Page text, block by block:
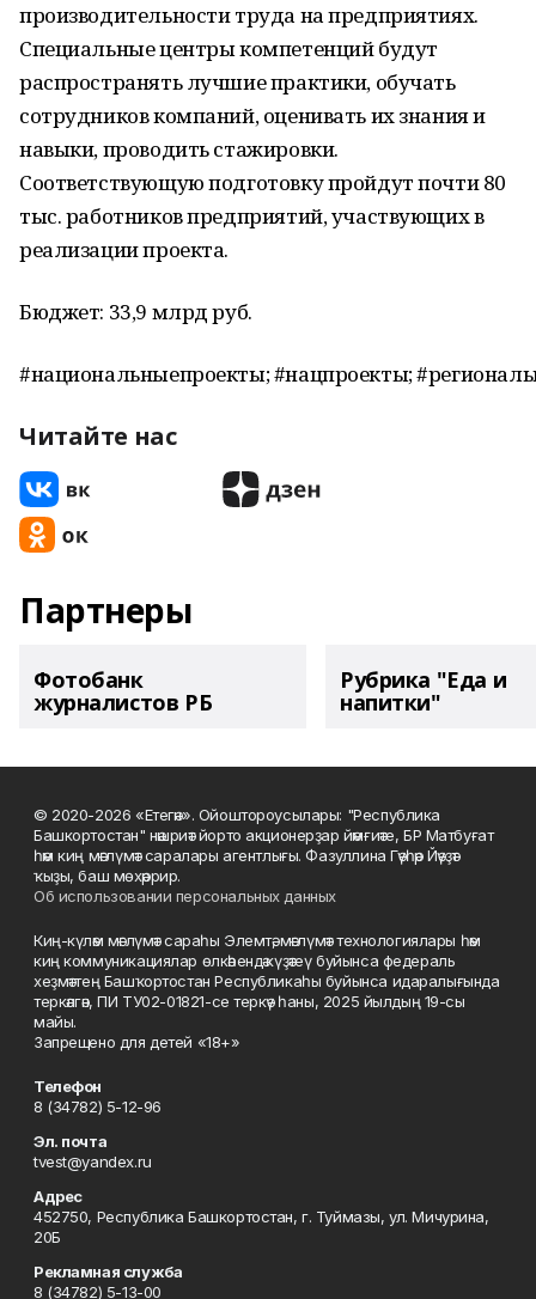
производительности труда на предприятиях.
Специальные центры компетенций будут
распространять лучшие практики, обучать
сотрудников компаний, оценивать их знания и
навыки, проводить стажировки.
Соответствующую подготовку пройдут почти 80
тыс. работников предприятий, участвующих в
реализации проекта.
Бюджет: 33,9 млрд руб.
#национальныепроекты; #нацпроекты;
Читайте нас
Партнеры
Фотобанк
журналистов РБ
Рубрика "Еда и
напитки"
© 2020-2026 «Етегән». Ойоштороусылары: "Республика
Башкортостан" нәшриәт йорто акционерҙар йәмғиәте, БР Матбуғат
һәм киң мәғлүмәт саралары агентлығы. Фазуллина Гәүһәр Йәүҙәт
ҡыҙы, баш мөхәррир.
Об использовании персональных данных
Киң-күләм мәғлүмәт сараһы Элемтә, мәғлүмәт технологиялары һәм
киң коммуникациялар өлкәһендә күҙәтеү буйынса федераль
хеҙмәттең Башҡортостан Республикаһы буйынса идаралығында
теркәлгән, ПИ ТУ02-01821-се теркәү һаны, 2025 йылдың 19-сы
майы.
Запрещено для детей «18+»
Телефон
8 (34782) 5-12-96
Эл. почта
tvest@yandex.ru
Адрес
452750, Республика Башкортостан, г. Туймазы, ул. Мичурина,
20Б
Рекламная служба
8 (34782) 5-13-00